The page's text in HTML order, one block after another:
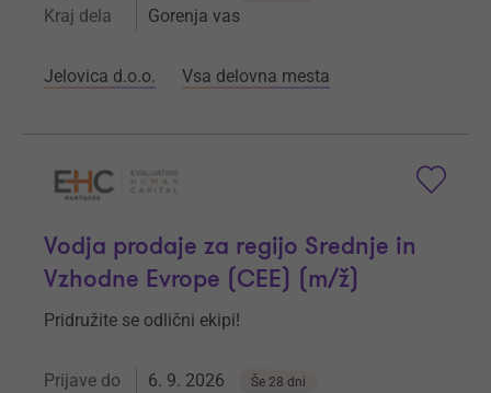
Kraj dela Gorenja vas
Jelovica d.o.o. Vsa delovna mesta
Vodja prodaje za regijo Srednje in
Vzhodne Evrope (CEE) (m/ž)
Pridružite se odlični ekipi!
Prijave do 6. 9. 2026 Še 28 dni